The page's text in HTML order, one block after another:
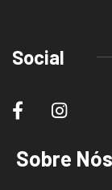
Social
Sobre Nós